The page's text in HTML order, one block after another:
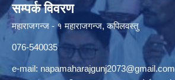
सम्पर्क विवरण
महाराजगन्ज - १ महाराजगन्ज, कपिलवस्तु
076-540035
e-mail: napamaharajgunj2073@gmail.com